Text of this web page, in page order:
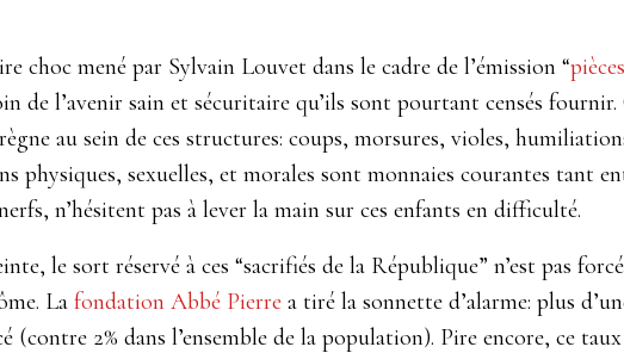
choc mené par Sylvain Louvet dans le cadre de l’émission “
de l’avenir sain et sécuritaire qu’ils sont pourtant censés
au sein de ces structures: coups, morsures, violes,
physiques, sexuelles, et morales sont monnaies courantes tant
n’hésitent pas à lever la main sur ces enfants en difficulté.
le sort réservé à ces “sacrifiés de la République” n’est pas
La fondation Abbé Pierre a tiré la sonnette d’alarme: plus
(contre 2% dans l’ensemble de la population). Pire encore, ce taux